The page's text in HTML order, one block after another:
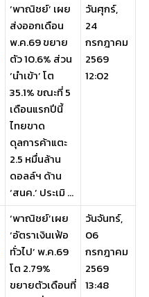
‘พาณิชย์’ เผย
ส่งออกเดือน
พ.ค.69 ขยาย
ตัว 10.6% ส่วน
‘นำเข้า’ โต
35.1% ขณะที่ 5
เดือนแรกปีนี้
ไทยขาด
ดุลการค้าแตะ
2.5 หมื่นล้าน
ดอลล์ฯ ด้าน
‘สนค.’ ประเมิ ...
วันศุกร์,
24
กรกฎาคม
2569
12:02
‘พาณิชย์’เผย
‘อัตราเงินเฟ้อ
ทั่วไป’ พ.ค.69
โต 2.79%
ขยายตัวเดือนที่
วันจันทร์,
06
กรกฎาคม
2569
13:48